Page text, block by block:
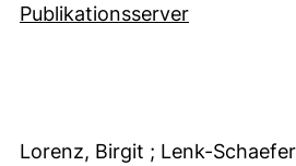
Publikationsserver
Lorenz, Birgit ; Lenk-